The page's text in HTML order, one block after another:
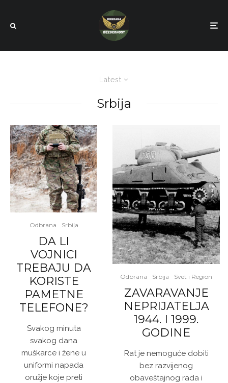
Latest
Srbija
Odbrana Srbija
DA LI
VOJNICI
TREBAJU DA
KORISTE
PAMETNE
TELEFONE?
Svakog minuta
svakog dana
muškarce i žene u
uniformi napada
oružje koje preti
Odbrana Srbija Svet i Region
ZAVARAVANJE
NEPRIJATELJA
1944. I 1999.
GODINE
Rat je nemoguće dobiti
bez razvijenog
obaveštajnog rada i